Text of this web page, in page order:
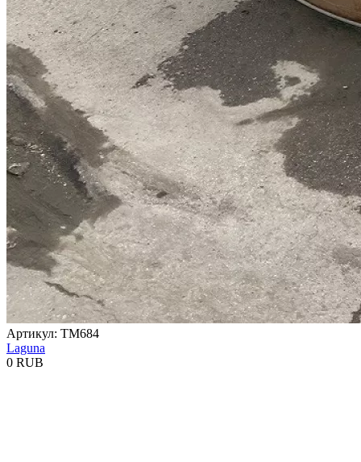
Артикул: TM684
Laguna
0 RUB